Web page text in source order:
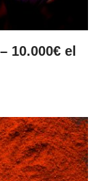
10.000€ el